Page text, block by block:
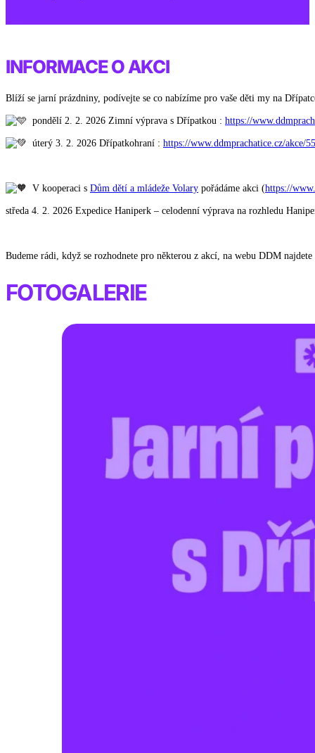
INFORMACE O AKCI
Blíží se jarní prázdniny, podívejte se co nabízíme pro vaše děti my na
pondělí 2. 2. 2026 Zimní výprava s Dřípatkou : https://
úterý 3. 2. 2026 Dřípatkohraní : https://www.ddmprachatice.cz/akce/
V kooperaci s Dům dětí a mládeže Volary pořádáme akci (https://
středa 4. 2. 2026 Expedice Haniperk – celodenní výprava na rozhledu
Budeme rádi, když se rozhodnete pro některou z akcí, na webu DDM
FOTOGALERIE